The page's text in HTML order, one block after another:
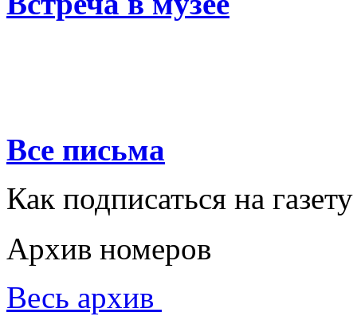
Все письма
Как подписаться на газету
Архив номеров
Весь архив